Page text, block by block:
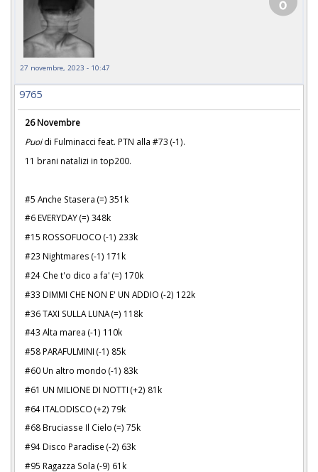
27 novembre, 2023 - 10:47
9765
26 Novembre
Puoidi Fulminacci feat. PTN alla #73 (-1).
11 brani natalizi in top200.
#5 Anche Stasera (=) 351k
#6 EVERYDAY (=) 348k
#15 ROSSOFUOCO (-1) 233k
#23 Nightmares (-1) 171k
#24 Che t'o dico a fa' (=) 170k
#33 DIMMI CHE NON E' UN ADDIO (-2) 122k
#36 TAXI SULLA LUNA (=) 118k
#43 Alta marea (-1) 110k
#58 PARAFULMINI (-1) 85k
#60 Un altro mondo (-1) 83k
#61 UN MILIONE DI NOTTI (+2) 81k
#64 ITALODISCO (+2) 79k
#68 Bruciasse Il Cielo (=) 75k
#94 Disco Paradise (-2) 63k
#95 Ragazza Sola (-9) 61k